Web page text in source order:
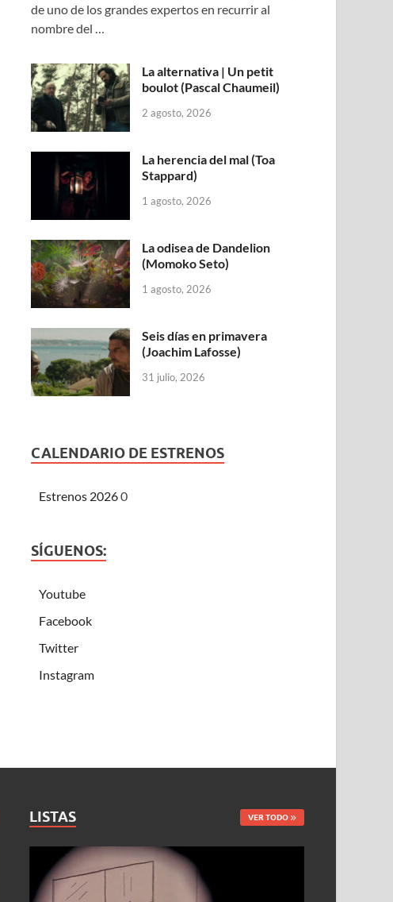
de uno de los grandes expertos en recurrir al
nombre del …
La alternativa | Un petit
boulot (Pascal Chaumeil)
2 agosto, 2026
La herencia del mal (Toa
Stappard)
1 agosto, 2026
La odisea de Dandelion
(Momoko Seto)
1 agosto, 2026
Seis días en primavera
(Joachim Lafosse)
31 julio, 2026
CALENDARIO DE ESTRENOS
Estrenos 20260
SÍGUENOS:
Youtube
Facebook
Twitter
Instagram
LISTAS VER TODO